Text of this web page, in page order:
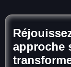
approche